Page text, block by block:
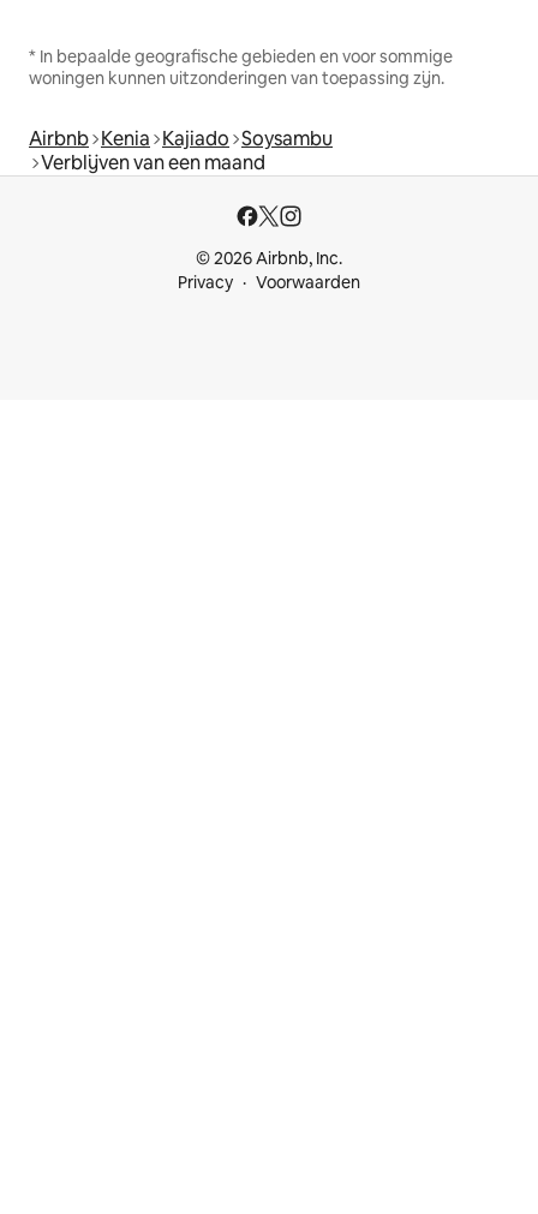
* In bepaalde geografische gebieden en voor sommige
woningen kunnen uitzonderingen van toepassing zijn.
Airbnb Kenia Kajiado Soysambu
Verblijven van een maand
© 2026 Airbnb, Inc.
Privacy
Voorwaarden